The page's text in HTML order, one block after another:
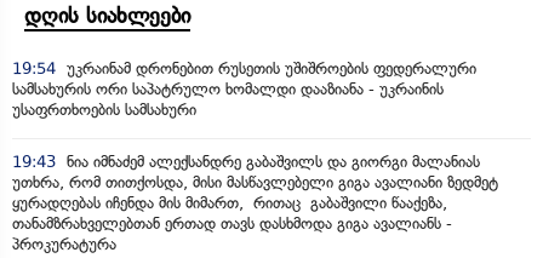
დღის სიახლეები
19:54 უკრაინამ დრონებით რუსეთის უშიშროების ფედერალური
სამსახურის ორი საპატრულო ხომალდი დააზიანა - უკრაინის
უსაფრთხოების სამსახური
19:43 ნია იმნაძემ ალექსანდრე გაბაშვილს და გიორგი მალანიას
უთხრა, რომ თითქოსდა, მისი მასწავლებელი გიგა ავალიანი ზედმეტ
ყურადღებას იჩენდა მის მიმართ, რითაც გაბაშვილი წააქეზა,
თანამზრახველებთან ერთად თავს დასხმოდა გიგა ავალიანს -
პროკურატურა